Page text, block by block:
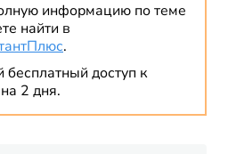
информацию по теме
найти в
.
доступ к
2 дня.